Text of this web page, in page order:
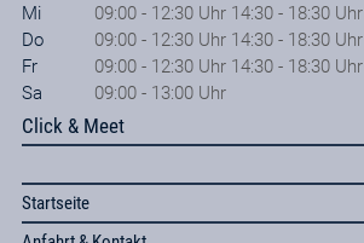
Mi
09:00 - 12:30 Uhr 14:30 - 18:30 Uhr
Do
09:00 - 12:30 Uhr 14:30 - 18:30 Uhr
Fr
09:00 - 12:30 Uhr 14:30 - 18:30 Uhr
Sa
09:00 - 13:00 Uhr
Click & Meet
Startseite